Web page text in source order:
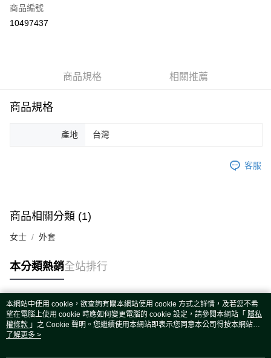
LINE Pay
宅配
商品編號
10497437
商品規格 相關推薦
商品規格
產地 台灣
客服
商品相關分類 (1)
女士 外套
本分類熱銷全站排行
熱門標籤
本網站中使用 cookie，欲查詢有關本網站使用 cookie 方式之詳情，及若您不希
望在電腦上使用 cookie 時應如何變更電腦的 cookie 設定，請參閱本網站「 隱私
權條款 」之 Cookie 聲明。您繼續使用本網站即表示您同意本公司得按本網站使
用條款之 Cookie 聲明使用 cookie。
了解更多 >